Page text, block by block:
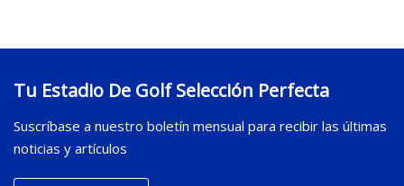
Tu Estadio De Golf Selección Perfecta
Suscríbase a nuestro boletín mensual para recibir las últimas
noticias y artículos